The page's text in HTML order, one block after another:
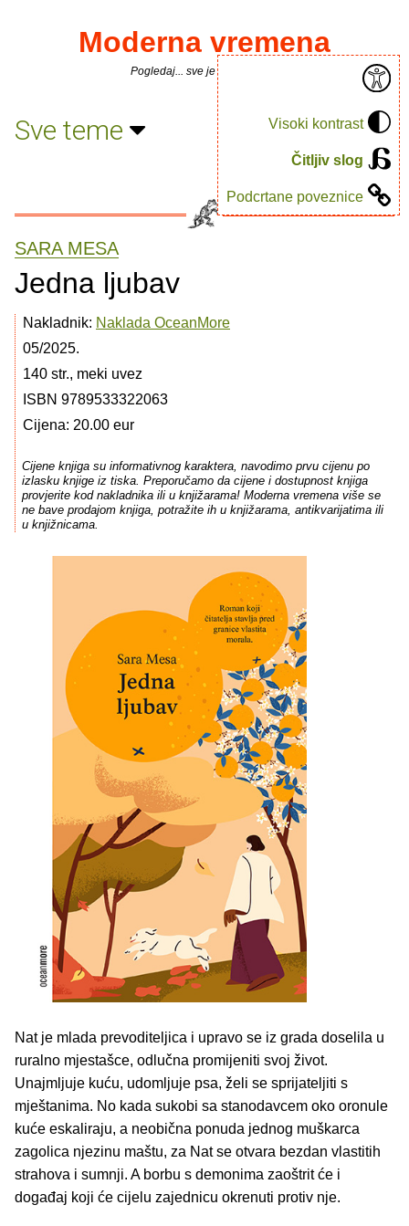
Visoki kontrast
Čitljiv slog
Podcrtane poveznice
Moderna vremena
Pogledaj... sve je puno knjiga.
Sve teme
SARA MESA
Jedna ljubav
Nakladnik: Naklada OceanMore
05/2025.
140 str., meki uvez
ISBN 9789533322063
Cijena: 20.00 eur
Cijene knjiga su informativnog karaktera, navodimo prvu cijenu po
izlasku knjige iz tiska. Preporučamo da cijene i dostupnost knjiga
provjerite kod nakladnika ili u knjižarama! Moderna vremena više se
ne bave prodajom knjiga, potražite ih u knjižarama, antikvarijatima ili
u knjižnicama.
Nat je mlada prevoditeljica i upravo se iz grada doselila u
ruralno mjestašce, odlučna promijeniti svoj život.
Unajmljuje kuću, udomljuje psa, želi se sprijateljiti s
mještanima. No kada sukobi sa stanodavcem oko oronule
kuće eskaliraju, a neobična ponuda jednog muškarca
zagolica njezinu maštu, za Nat se otvara bezdan vlastitih
strahova i sumnji. A borbu s demonima zaoštrit će i
događaj koji će cijelu zajednicu okrenuti protiv nje.